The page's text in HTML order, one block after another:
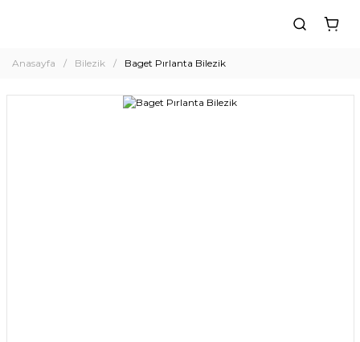
Anasayfa Bilezik Baget Pırlanta Bilezik